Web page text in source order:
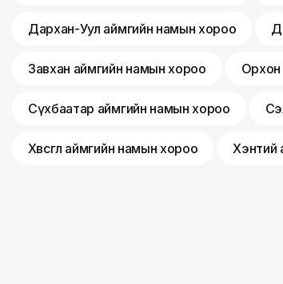
Дархан-Уул аймгийн намын хороо
Завхан аймгийн намын хороо Орхон
Сүхбаатар аймгийн намын хороо
Хөвсгөл аймгийн намын хороо Хэнтий